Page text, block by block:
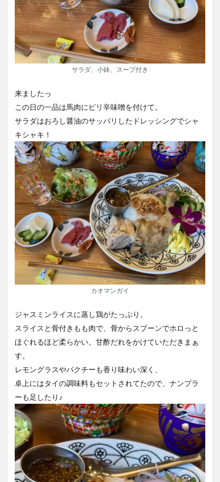
サラダ、小鉢、スープ付き
来ましたっ
この日の一品は馬肉にピリ辛味噌を付けて。
サラダはおろし醤油のサッパリしたドレッシングでシャ
キシャキ！
カオマンガイ
ジャスミンライスに蒸し鶏がたっぷり。
スライスと骨付きもも肉で、骨からスプーンでホロっと
ほぐれるほど柔らかい。甘酢だれをかけていただきまぁ
す。
レモングラスやパクチーも香り味わい深く、
卓上にはタイの調味料もセットされてたので、ナンプラ
ーも足したり♪